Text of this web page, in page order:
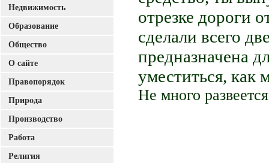
отрезке дороги
сделали всего
предназначена
уместиться,
Не много
Недвижимость
Образование
Общество
О сайте
Правопорядок
Природа
Производство
Работа
Религия